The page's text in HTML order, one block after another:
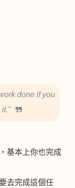
done if you
it."
基本上你也完成
去完成這個任